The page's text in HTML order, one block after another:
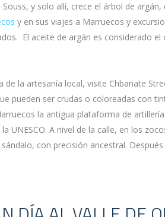
y solo allí, crece el árbol de
y en sus viajes a Marruecos y
El aceite de argán es considerado
la artesanía local, visite Chbanate
pueden ser crudas o coloreadas con
la antigua plataforma de
UNESCO. A nivel de la calle, en los
con precisión ancestral.